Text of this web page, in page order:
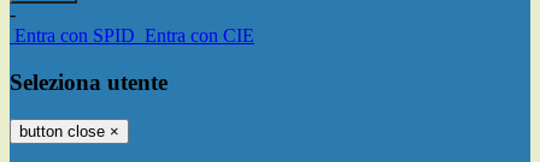
-
Entra con SPID Entra con CIE
Seleziona utente
button close ×